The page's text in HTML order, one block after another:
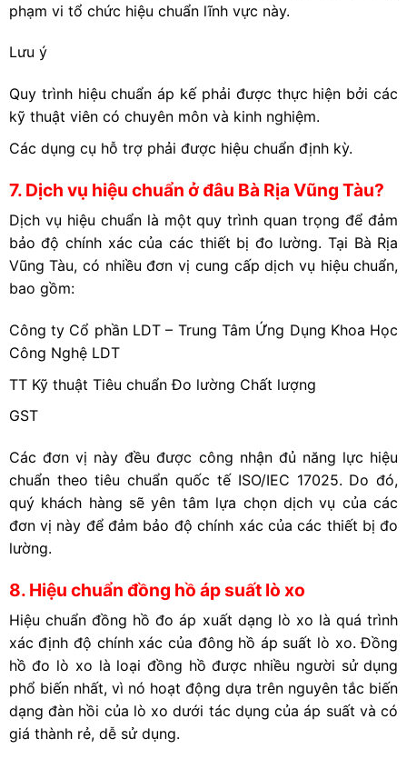
phạm vi tổ chức hiệu chuẩn lĩnh vực này.
Lưu ý
Quy trình hiệu chuẩn áp kế phải được thực hiện bởi các
kỹ thuật viên có chuyên môn và kinh nghiệm.
Các dụng cụ hỗ trợ phải được hiệu chuẩn định kỳ.
7. Dịch vụ hiệu chuẩn ở đâu Bà Rịa Vũng Tàu?
Dịch vụ hiệu chuẩn là một quy trình quan trọng để đảm
bảo độ chính xác của các thiết bị đo lường. Tại Bà Rịa
Vũng Tàu, có nhiều đơn vị cung cấp dịch vụ hiệu chuẩn,
bao gồm:
Công ty Cổ phần LDT – Trung Tâm Ứng Dụng Khoa Học
Công Nghệ LDT
TT Kỹ thuật Tiêu chuẩn Đo lường Chất lượng
GST
Các đơn vị này đều được công nhận đủ năng lực hiệu
chuẩn theo tiêu chuẩn quốc tế ISO/IEC 17025. Do đó,
quý khách hàng sẽ yên tâm lựa chọn dịch vụ của các
đơn vị này để đảm bảo độ chính xác của các thiết bị đo
lường.
8. Hiệu chuẩn đồng hồ áp suất lò xo
Hiệu chuẩn đồng hồ đo áp xuất dạng lò xo là quá trình
xác định độ chính xác của đông hồ áp suất lò xo. Đồng
hồ đo lò xo là loại đồng hồ được nhiều người sử dụng
phổ biến nhất, vì nó hoạt động dựa trên nguyên tắc biến
dạng đàn hồi của lò xo dưới tác dụng của áp suất và có
giá thành rẻ, dễ sử dụng.